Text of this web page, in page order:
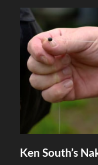
Ken South’s